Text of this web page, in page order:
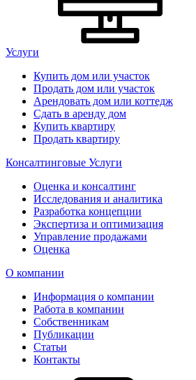
Услуги
Купить дом или участок
Продать дом или участок
Арендовать дом или коттедж
Сдать в аренду дом
Купить квартиру
Продать квартиру
Консалтинговые Услуги
Оценка и консалтинг
Исследования и аналитика
Разработка концепции
Экспертиза и оптимизация
Управление продажами
Оценка
О компании
Информация о компании
Работа в компании
Собственникам
Публикации
Статьи
Контакты